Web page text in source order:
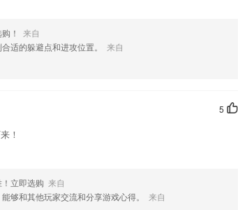
！
来自
适的躲避点和进攻位置。
来自
5
！
立即选购 来自
够和其他玩家交流和分享游戏心得。
来自